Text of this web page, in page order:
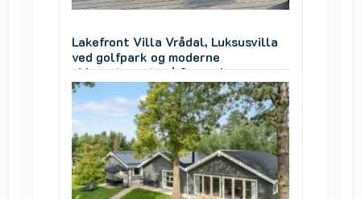
Lakefront Villa Vrådal, Luksusvilla
ved golfpark og moderne
skisportscenter | Jacuzzi, sauna og
udsigt over søen